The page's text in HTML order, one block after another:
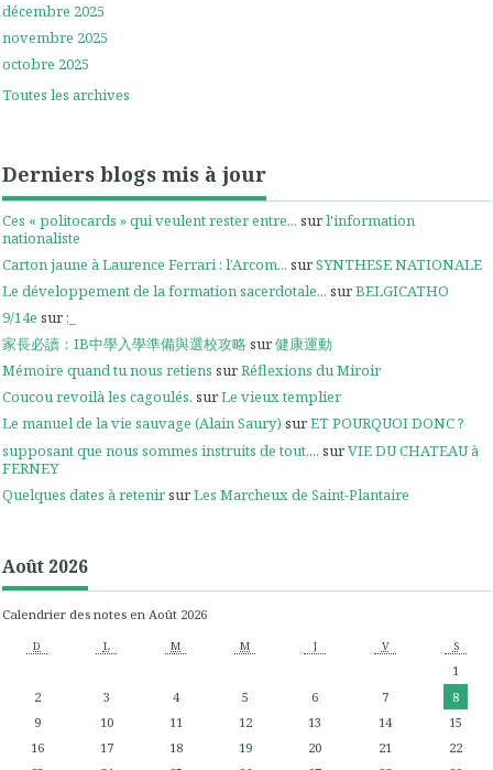
décembre 2025
novembre 2025
octobre 2025
Toutes les archives
Derniers blogs mis à jour
Ces « politocards » qui veulent rester entre... surl'information
nationaliste
Carton jaune à Laurence Ferrari : l’Arcom... surSYNTHESE NATIONALE
Le développement de la formation sacerdotale... surBELGICATHO
9/14e sur;_
家長必讀：IB中學入學準備與選校攻略 sur健康運動
Mémoire quand tu nous retiens surRéflexions du Miroir
Coucou revoilà les cagoulés. surLe vieux templier
Le manuel de la vie sauvage (Alain Saury) surET POURQUOI DONC ?
supposant que nous sommes instruits de tout,... surVIE DU CHATEAU à
FERNEY
Quelques dates à retenirsurLes Marcheux de Saint-Plantaire
Août 2026
Calendrier des notes en Août 2026
D L M M J V S
1
2
3 4 5 6 7
8
9
10 11 12 13 14
15
16
17 18 19 20 21
22